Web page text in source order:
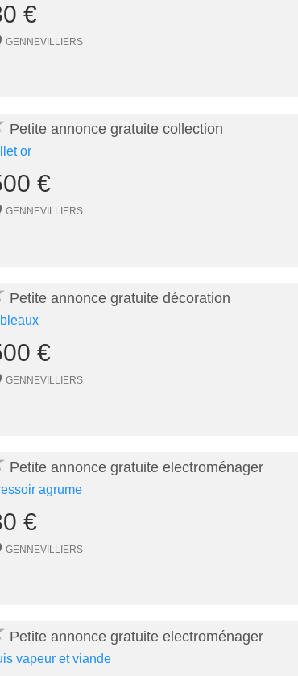
€
GENNEVILLIERS
Petite annonce gratuite collection
or
€
GENNEVILLIERS
Petite annonce gratuite décoration
€
GENNEVILLIERS
Petite annonce gratuite electroménager
agrume
€
GENNEVILLIERS
Petite annonce gratuite electroménager
vapeur et viande